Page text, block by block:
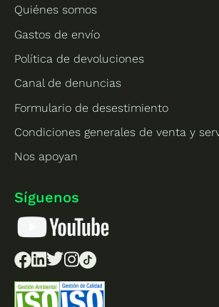
Quiénes somos
Gastos de envío
Política de devoluciones
Canal de denuncias
Formulario de desestimiento
Condiciones generales de venta y
Nos apoyan
Síguenos